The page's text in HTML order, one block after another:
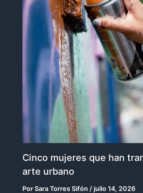
Cinco mujeres que han
arte urbano
PorSara Torres Sifón /julio 14, 2026